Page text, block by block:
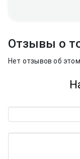
Отзывы о
Нет отзывов об